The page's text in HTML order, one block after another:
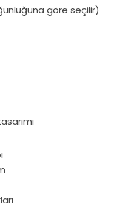
göre seçilir)